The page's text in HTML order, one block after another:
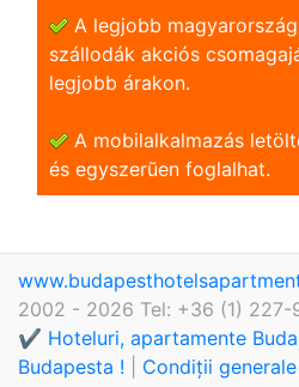
A legjobb
szállodák akciós
legjobb árakon.
A mobilalkalmazás
és egyszerũen foglalhat.
2002 - 2026 Tel: +36 (1) 227-
✔️ Hoteluri, apartamente
Budapesta !
Condiții